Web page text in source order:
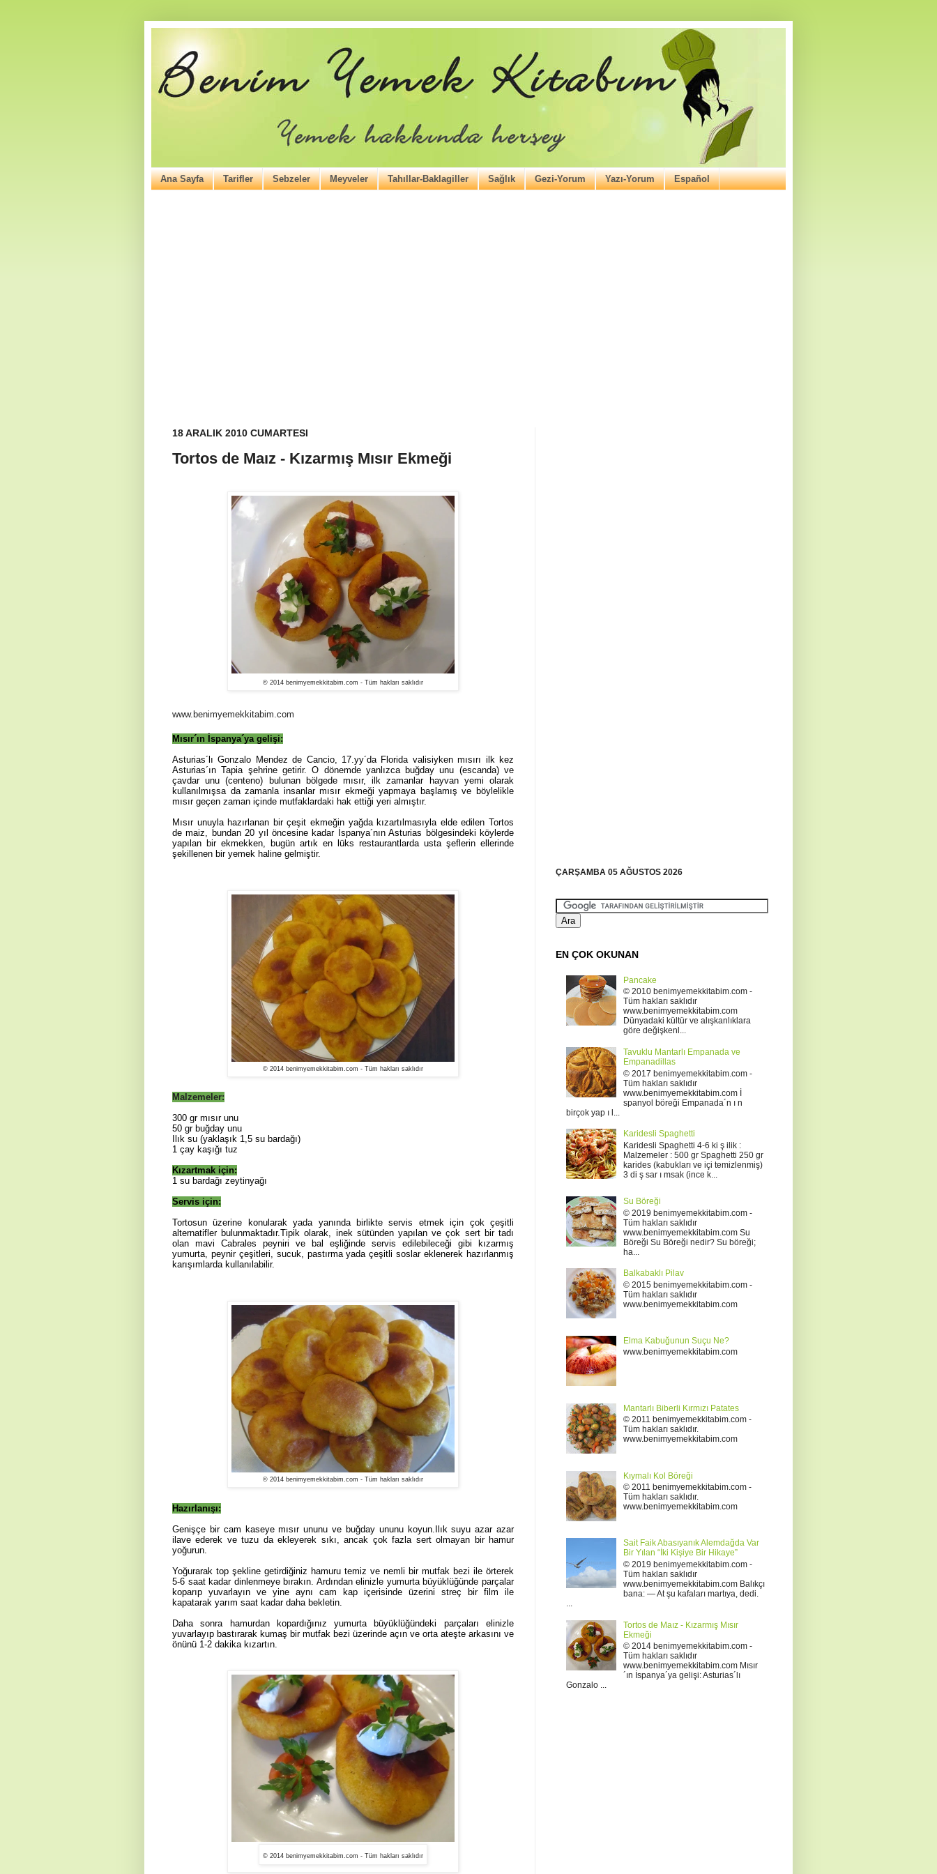
Ana Sayfa Tarifler Sebzeler Meyveler Tahıllar-Baklagiller Sağlık Gezi-Yorum Yazı-Yorum Español
18 ARALIK 2010 CUMARTESI
Tortos de Maız - Kızarmış Mısır Ekmeği
© 2014 benimyemekkitabim.com - Tüm hakları saklıdır
www.benimyemekkitabim.com
Mısır´ın İspanya´ya gelişi:
Asturias´lı Gonzalo Mendez de Cancio, 17.yy´da Florida valisiyken mısırı ilk kez
Asturias´ın Tapia şehrine getirir.
O dönemde yanlızca buğday unu (escanda) ve
çavdar unu (centeno) bulunan bölgede mısır, ilk zamanlar hayvan yemi olarak
kullanılmışsa da zamanla insanlar mısır ekmeği yapmaya başlamış ve böylelikle
mısır geçen zaman içinde mutfaklardaki hak ettiği yeri almıştır.
Mısır unuyla hazırlanan bir çeşit ekmeğin yağda kızartılmasıyla elde edilen Tortos
de maiz, bundan 20 yıl öncesine kadar İspanya´nın Asturias bölgesindeki köylerde
yapılan bir ekmekken, bugün artık en lüks restaurantlarda usta şeflerin ellerinde
şekillenen bir yemek haline gelmiştir.
© 2014 benimyemekkitabim.com - Tüm hakları saklıdır
Malzemeler:
300 gr mısır unu
50 gr buğday unu
Ilık su (yaklaşık 1,5 su bardağı)
1 çay kaşığı tuz
Kızartmak için:
1 su bardağı zeytinyağı
Servis için:
Tortosun üzerine konularak yada yanında birlikte servis etmek için çok çeşitli
alternatifler bulunmaktadır.Tipik olarak, inek sütünden yapılan ve çok sert bir tadı
olan mavi Cabrales peyniri ve bal eşliğinde servis edilebileceği gibi kızarmış
yumurta, peynir çeşitleri, sucuk, pastırma yada çeşitli soslar eklenerek hazırlanmış
karışımlarda kullanılabilir.
© 2014 benimyemekkitabim.com - Tüm hakları saklıdır
Hazırlanışı:
Genişçe bir cam kaseye mısır ununu ve buğday ununu koyun.Ilık suyu azar azar
ilave ederek ve tuzu da ekleyerek sıkı, ancak çok fazla sert olmayan bir hamur
yoğurun.
Yoğurarak top şekline getirdiğiniz hamuru temiz ve nemli bir mutfak bezi ile örterek
5-6 saat kadar dinlenmeye bırakın. Ardından elinizle yumurta büyüklüğünde parçalar
koparıp yuvarlayın ve yine aynı cam kap içerisinde üzerini streç bir film ile
kapatarak yarım saat kadar daha bekletin.
Daha sonra hamurdan kopardığınız yumurta büyüklüğündeki parçaları elinizle
yuvarlayıp bastırarak kumaş bir mutfak bezi üzerinde açın ve orta ateşte arkasını ve
önünü 1-2 dakika kızartın.
© 2014 benimyemekkitabim.com - Tüm hakları saklıdır
ÇARŞAMBA 05 AĞUSTOS 2026
EN ÇOK OKUNAN
Pancake
© 2010 benimyemekkitabim.com -
Tüm hakları saklıdır
www.benimyemekkitabim.com
Dünyadaki kültür ve alışkanlıklara
göre değişkenl...
Tavuklu Mantarlı Empanada ve
Empanadillas
© 2017 benimyemekkitabim.com -
Tüm hakları saklıdır
www.benimyemekkitabim.com İ
spanyol böreği Empanada´n ı n
birçok yap ı l...
Karidesli Spaghetti
Karidesli Spaghetti 4-6 ki ş ilik :
Malzemeler : 500 gr Spaghetti 250 gr
karides (kabukları ve içi temizlenmiş)
3 di ş sar ı msak (ince k...
Su Böreği
© 2019 benimyemekkitabim.com -
Tüm hakları saklıdır
www.benimyemekkitabim.com Su
Böreği Su Böreği nedir? Su böreği;
ha...
Balkabaklı Pilav
© 2015 benimyemekkitabim.com -
Tüm hakları saklıdır
www.benimyemekkitabim.com
Elma Kabuğunun Suçu Ne?
www.benimyemekkitabim.com
Mantarlı Biberli Kırmızı Patates
© 2011 benimyemekkitabim.com -
Tüm hakları saklıdır.
www.benimyemekkitabim.com
Kıymalı Kol Böreği
© 2011 benimyemekkitabim.com -
Tüm hakları saklıdır.
www.benimyemekkitabim.com
Sait Faik Abasıyanık Alemdağda Var
Bir Yılan “İki Kişiye Bir Hikaye”
© 2019 benimyemekkitabim.com -
Tüm hakları saklıdır
www.benimyemekkitabim.com Balıkçı
bana: — At şu kafaları martıya, dedi.
Tortos de Maız - Kızarmış Mısır
Ekmeği
© 2014 benimyemekkitabim.com -
Tüm hakları saklıdır
www.benimyemekkitabim.com Mısır
´ın İspanya´ya gelişi: Asturias´lı
Gonzalo ...